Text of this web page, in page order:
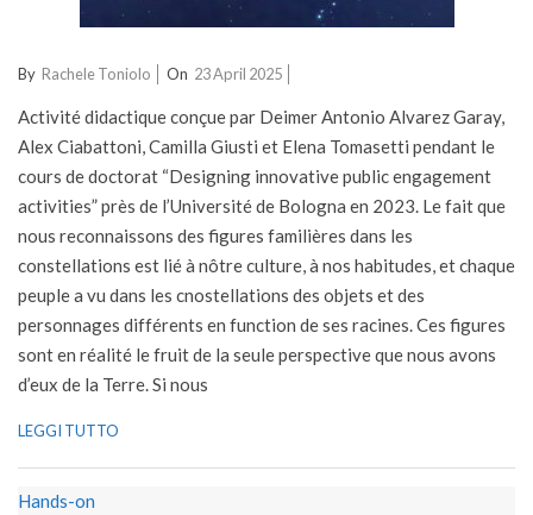
2025-
23
By Rachele Toniolo On 23 April 2025
Activité didactique conçue par Deimer Antonio Alvarez Garay,
Alex Ciabattoni, Camilla Giusti et Elena Tomasetti pendant le
cours de doctorat “Designing innovative public engagement
activities” près de l’Université de Bologna en 2023. Le fait que
nous reconnaissons des figures familières dans les
constellations est lié à nôtre culture, à nos habitudes, et chaque
peuple a vu dans les cnostellations des objets et des
personnages différents en function de ses racines. Ces figures
sont en réalité le fruit de la seule perspective que nous avons
d’eux de la Terre. Si nous
LEGGI TUTTO
Hands-on